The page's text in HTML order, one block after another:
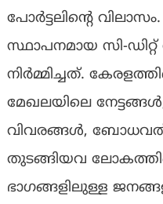
പോര്‍ട്ടലിന്റെ
സ്ഥാപനമായ സി-
നിര്‍മ്മിച്ചത്.
മേഖലയിലെ
വിവരങ്ങള്‍,
തുടങ്ങിയവ
ഭാഗങ്ങളിലുള്ള